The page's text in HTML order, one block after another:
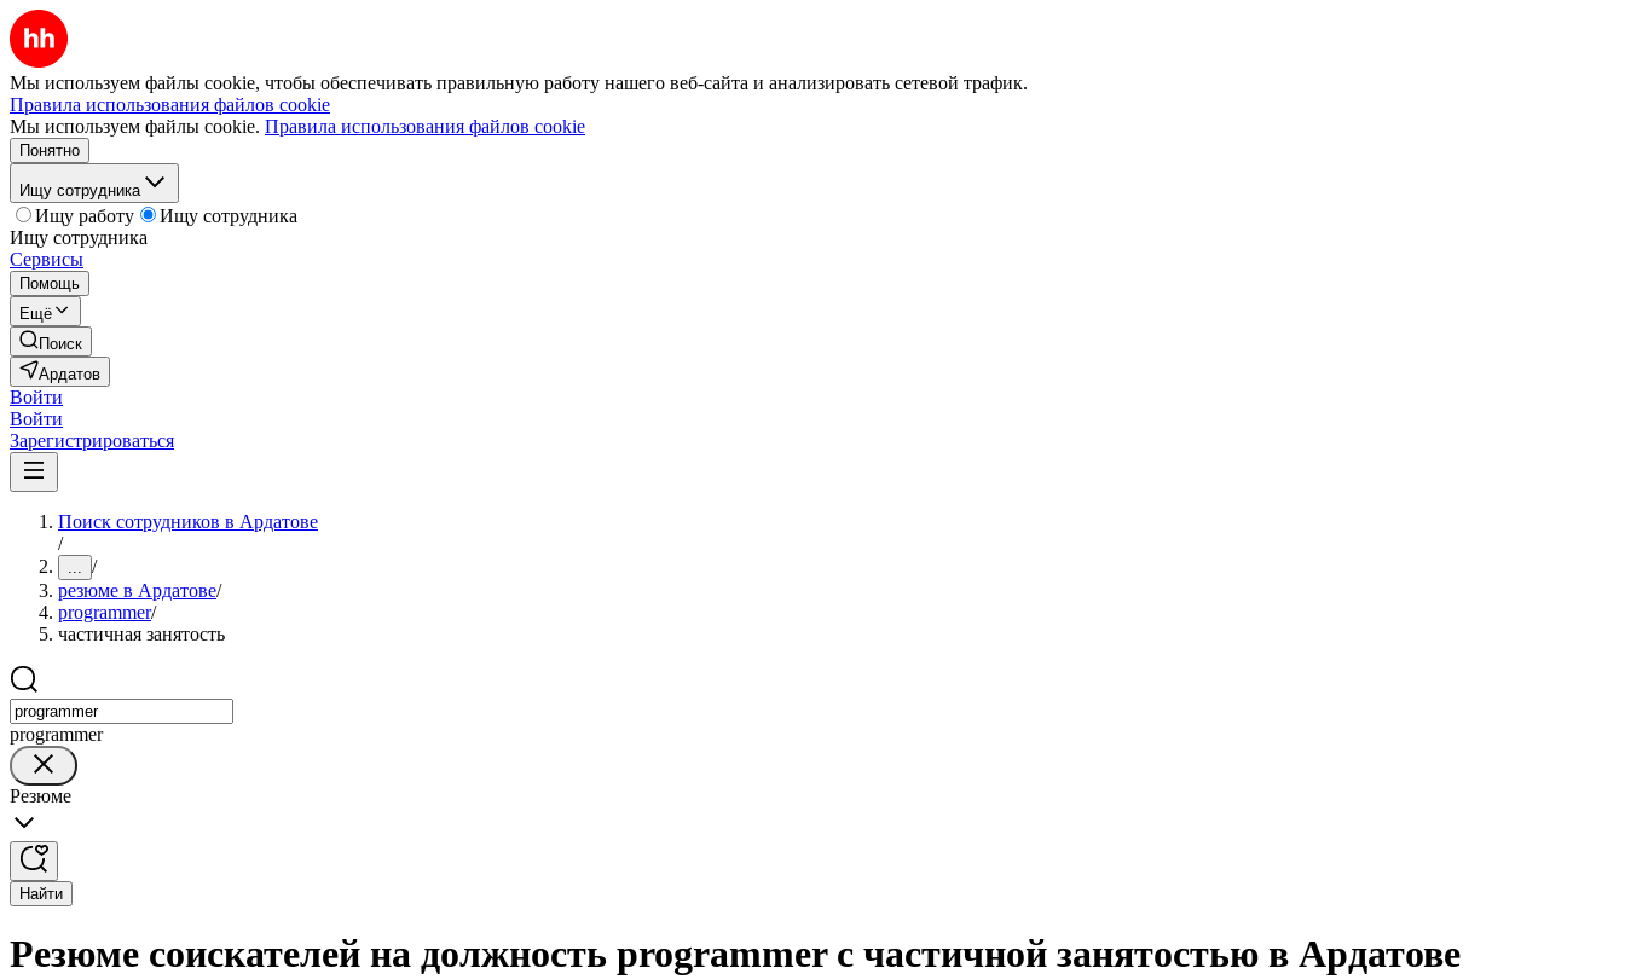
Мы используем файлы cookie, чтобы обеспечивать правильную работу нашего веб-сайта и анализировать сетевой трафик.
Правила использования файлов cookie
Мы используем файлы cookie. Правила использования файлов cookie
Понятно
Ищу сотрудника
Ищу работу
Ищу сотрудника
Ищу сотрудника
Сервисы
Помощь
Ещё
Поиск
Ардатов
Войти
Войти
Зарегистрироваться
Поиск сотрудников в Ардатове
/
... /
резюме в Ардатове/
programmer/
частичная занятость
programmer
Резюме
Найти
Резюме соискателей на должность programmer с частичной занятостью в Ардатове